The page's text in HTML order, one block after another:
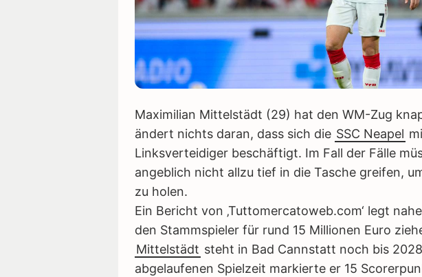
Maximilian Mittelstädt (29) hat den WM-Zug
ändert nichts daran, dass sich die SSC Neapel
Linksverteidiger beschäftigt. Im Fall der Fälle
angeblich nicht allzu tief in die Tasche greifen,
zu holen.
Ein Bericht von ‚Tuttomercatoweb.com‘ legt
den Stammspieler für rund 15 Millionen Euro
Mittelstädt steht in Bad Cannstatt noch bis
abgelaufenen Spielzeit markierte er 15